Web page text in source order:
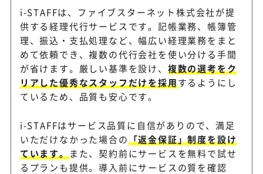
i-STAFFは、ファイブスターネット株式会社が提
供する経理代行サービスです。記帳業務、帳簿管
理、振込・支払処理など、幅広い経理業務をまと
めて依頼でき、複数の代行会社を使い分ける手間
が省けます。厳しい基準を設け、 複数の選考をク
リアした優秀なスタッフだけを採用するようにし
ているため、品質も安心です。
i-STAFFはサービス品質に自信がありので、満足
いただけなかった場合の 「返金保証」制度を設け
ています。
また、契約前にサービスを無料で試せ
るプランも提供。導入前にサービスの質を確認